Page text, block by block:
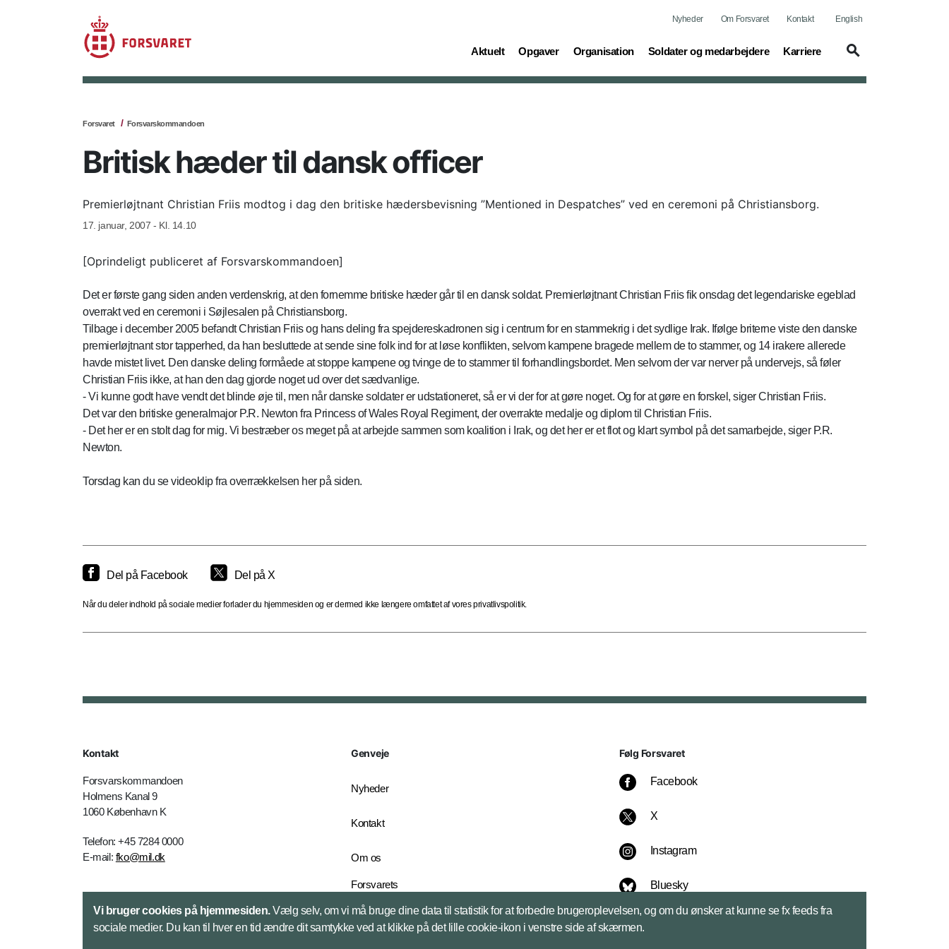
Nyheder Om Forsvaret Kontakt English
Aktuelt
(current) Opgaver
(current) Organisation
(current) Soldater og medarbejdere
(current) Karriere
(current)
Forsvaret Forsvarskommandoen
Britisk hæder til dansk officer
Premierløjtnant Christian Friis modtog i dag den britiske hædersbevisning ”Mentioned in Despatches” ved en ceremoni på Christiansborg.
17. januar, 2007 - Kl. 14.10
[Oprindeligt publiceret af Forsvarskommandoen]
Det er første gang siden anden verdenskrig, at den fornemme britiske hæder går til en dansk soldat. Premierløjtnant Christian Friis fik onsdag det legendariske egeblad
overrakt ved en ceremoni i Søjlesalen på Christiansborg.
Tilbage i december 2005 befandt Christian Friis og hans deling fra spejdereskadronen sig i centrum for en stammekrig i det sydlige Irak. Ifølge briterne viste den danske
premierløjtnant stor tapperhed, da han besluttede at sende sine folk ind for at løse konflikten, selvom kampene bragede mellem de to stammer, og 14 irakere allerede
havde mistet livet. Den danske deling formåede at stoppe kampene og tvinge de to stammer til forhandlingsbordet. Men selvom der var nerver på undervejs, så føler
Christian Friis ikke, at han den dag gjorde noget ud over det sædvanlige.
- Vi kunne godt have vendt det blinde øje til, men når danske soldater er udstationeret, så er vi der for at gøre noget. Og for at gøre en forskel, siger Christian Friis.
Det var den britiske generalmajor P.R. Newton fra Princess of Wales Royal Regiment, der overrakte medalje og diplom til Christian Friis.
- Det her er en stolt dag for mig. Vi bestræber os meget på at arbejde sammen som koalition i Irak, og det her er et flot og klart symbol på det samarbejde, siger P.R.
Newton.
Torsdag kan du se videoklip fra overrækkelsen her på siden.
Del på Facebook Del på X
Når du deler indhold på sociale medier forlader du hjemmesiden og er dermed ikke længere omfattet af vores privatlivspolitik.
Kontakt
Forsvarskommandoen
Holmens Kanal 9
1060 København K
Telefon: +45 7284 0000
E-mail: fko@mil.dk
Kontakt
Genveje
Nyheder
Kontakt
Om os
Forsvarets
English Edition
Følg Forsvaret
Facebook
X
Instagram
Bluesky
LinkedIn
Vi bruger cookies på hjemmesiden.Vælg selv, om vi må bruge dine data til statistik for at forbedre brugeroplevelsen, og om du ønsker at kunne se fx feeds fra
sociale medier. Du kan til hver en tid ændre dit samtykke ved at klikke på det lille cookie-ikon i venstre side af skærmen.